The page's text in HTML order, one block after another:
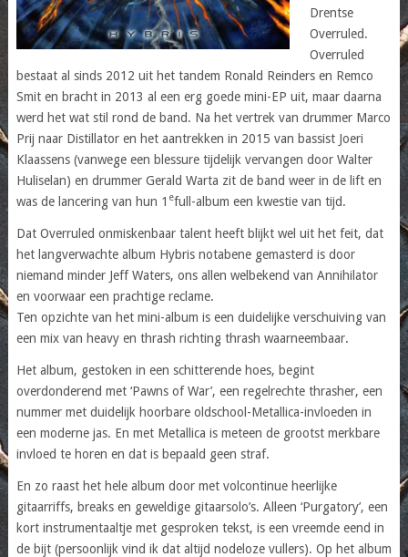
Drentse
Overruled.
Overruled
bestaat al sinds 2012 uit het tandem Ronald Reinders en Remco
Smit en bracht in 2013 al een erg goede mini-EP uit, maar daarna
werd het wat stil rond de band. Na het vertrek van drummer Marco
Prij naar Distillator en het aantrekken in 2015 van bassist Joeri
Klaassens (vanwege een blessure tijdelijk vervangen door Walter
Huliselan) en drummer Gerald Warta zit de band weer in de lift en
was de lancering van hun 1 efull-album een kwestie van tijd.
Dat Overruled onmiskenbaar talent heeft blijkt wel uit het feit, dat
het langverwachte album Hybris notabene gemasterd is door
niemand minder Jeff Waters, ons allen welbekend van Annihilator
en voorwaar een prachtige reclame.
Ten opzichte van het mini-album is een duidelijke verschuiving van
een mix van heavy en thrash richting thrash waarneembaar.
Het album, gestoken in een schitterende hoes, begint
overdonderend met ‘Pawns of War’, een regelrechte thrasher, een
nummer met duidelijk hoorbare oldschool-Metallica-invloeden in
een moderne jas. En met Metallica is meteen de grootst merkbare
invloed te horen en dat is bepaald geen straf.
En zo raast het hele album door met volcontinue heerlijke
gitaarriffs, breaks en geweldige gitaarsolo’s. Alleen ‘Purgatory’, een
kort instrumentaaltje met gesproken tekst, is een vreemde eend in
de bijt (persoonlijk vind ik dat altijd nodeloze vullers). Op het album